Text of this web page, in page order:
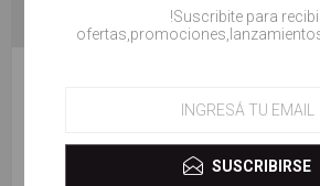
CONTACTENOS
!Suscribite para
SUSCRIBIRSE